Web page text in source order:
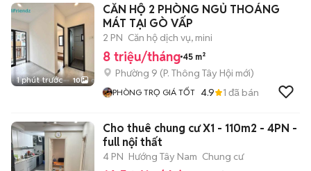
1 phút trước 10
CĂN HỘ 2 PHÒNG NGỦ THOÁNG
MÁT TẠI GÒ VẤP
2 PN Căn hộ dịch vụ, mini
8 triệu/tháng 45 m²
Phường 9 (P. Thông Tây Hội mới)
PHÒNG TRỌ GIÁ TỐT 4.9 1 đã bán
Cho thuê chung cư X1 - 110m2 - 4PN -
full nội thất
4 PN Hướng Tây Nam Chung cư